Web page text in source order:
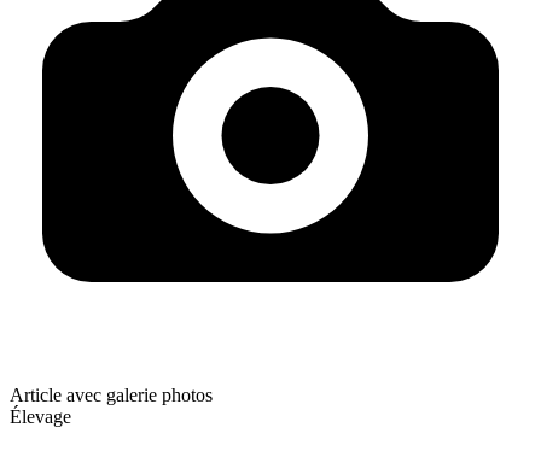
Article avec galerie photos
Élevage